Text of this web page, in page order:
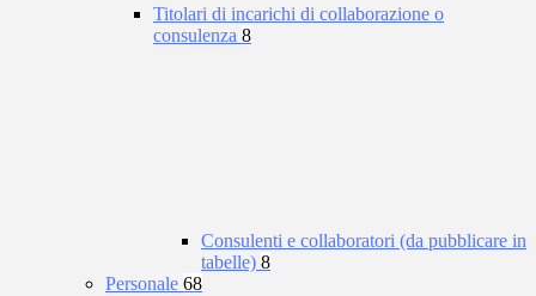
Titolari di incarichi di collaborazione o
consulenza 8
Consulenti e collaboratori (da pubblicare in
tabelle) 8
Personale 68